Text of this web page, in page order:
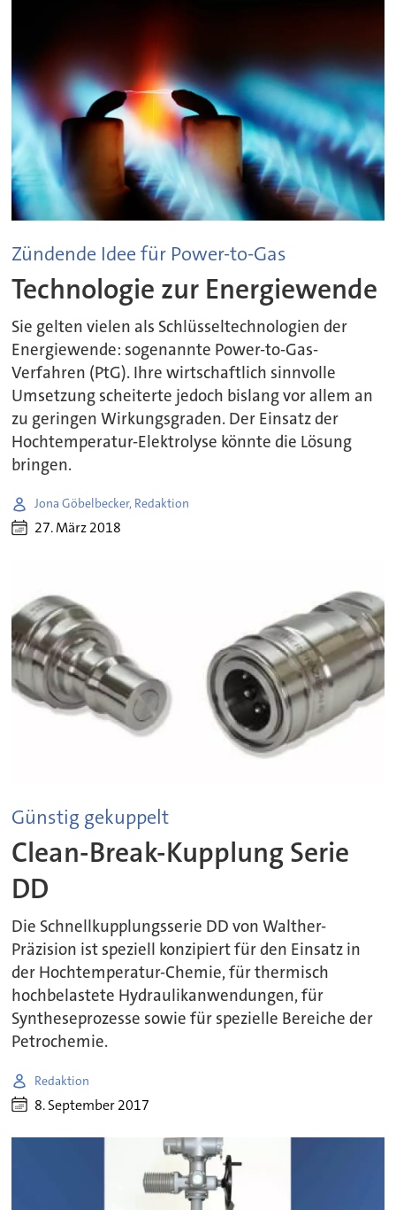
Zündende Idee für Power-to-Gas
Technologie zur Energiewende
Sie gelten vielen als Schlüsseltechnologien der
Energiewende: sogenannte Power-to-Gas-
Verfahren (PtG). Ihre wirtschaftlich sinnvolle
Umsetzung scheiterte jedoch bislang vor allem an
zu geringen Wirkungsgraden. Der Einsatz der
Hochtemperatur-Elektrolyse könnte die Lösung
bringen.
Jona Göbelbecker, Redaktion
27. März 2018
Günstig gekuppelt
Clean-Break-Kupplung Serie
DD
Die Schnellkupplungsserie DD von Walther-
Präzision ist speziell konzipiert für den Einsatz in
der Hochtemperatur-Chemie, für thermisch
hochbelastete Hydraulikanwendungen, für
Syntheseprozesse sowie für spezielle Bereiche der
Petrochemie.
Redaktion
8. September 2017